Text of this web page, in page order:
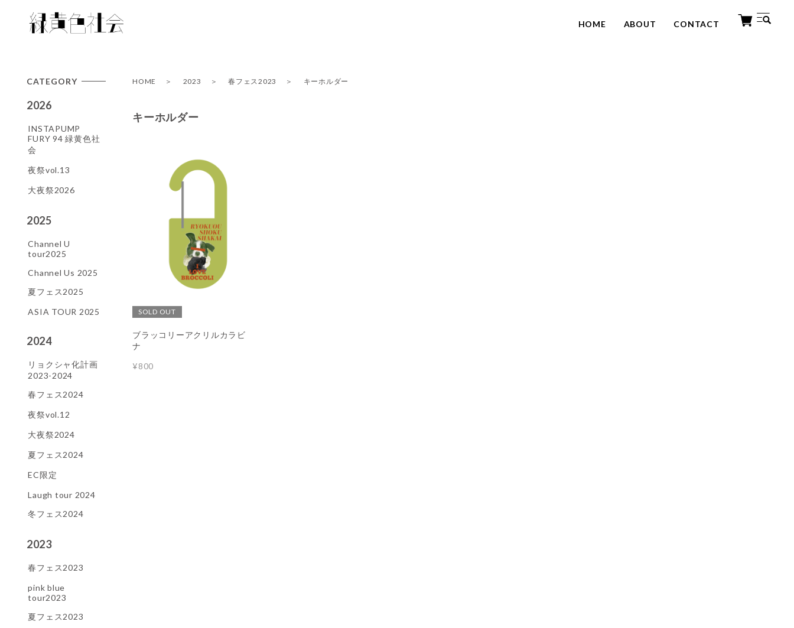
HOME ABOUT CONTACT
HOME 2023 春フェス2023 キーホルダー
キーホルダー
SOLD OUT
ブラッコリーアクリルカラビ
ナ
¥800
CATEGORY
2026
INSTAPUMP
FURY 94 緑黄色社
会
夜祭vol.13
大夜祭2026
2025
Channel U
tour2025
Channel Us 2025
夏フェス2025
ASIA TOUR 2025
2024
リョクシャ化計画
2023-2024
春フェス2024
夜祭vol.12
大夜祭2024
夏フェス2024
EC限定
Laugh tour 2024
冬フェス2024
2023
春フェス2023
pink blue
tour2023
夏フェス2023